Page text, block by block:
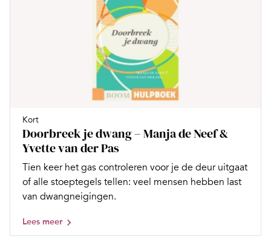
Kort
Doorbreek je dwang – Manja de Neef &
Yvette van der Pas
Tien keer het gas controleren voor je de deur uitgaat
of alle stoeptegels tellen: veel mensen hebben last
van dwangneigingen.
Lees meer